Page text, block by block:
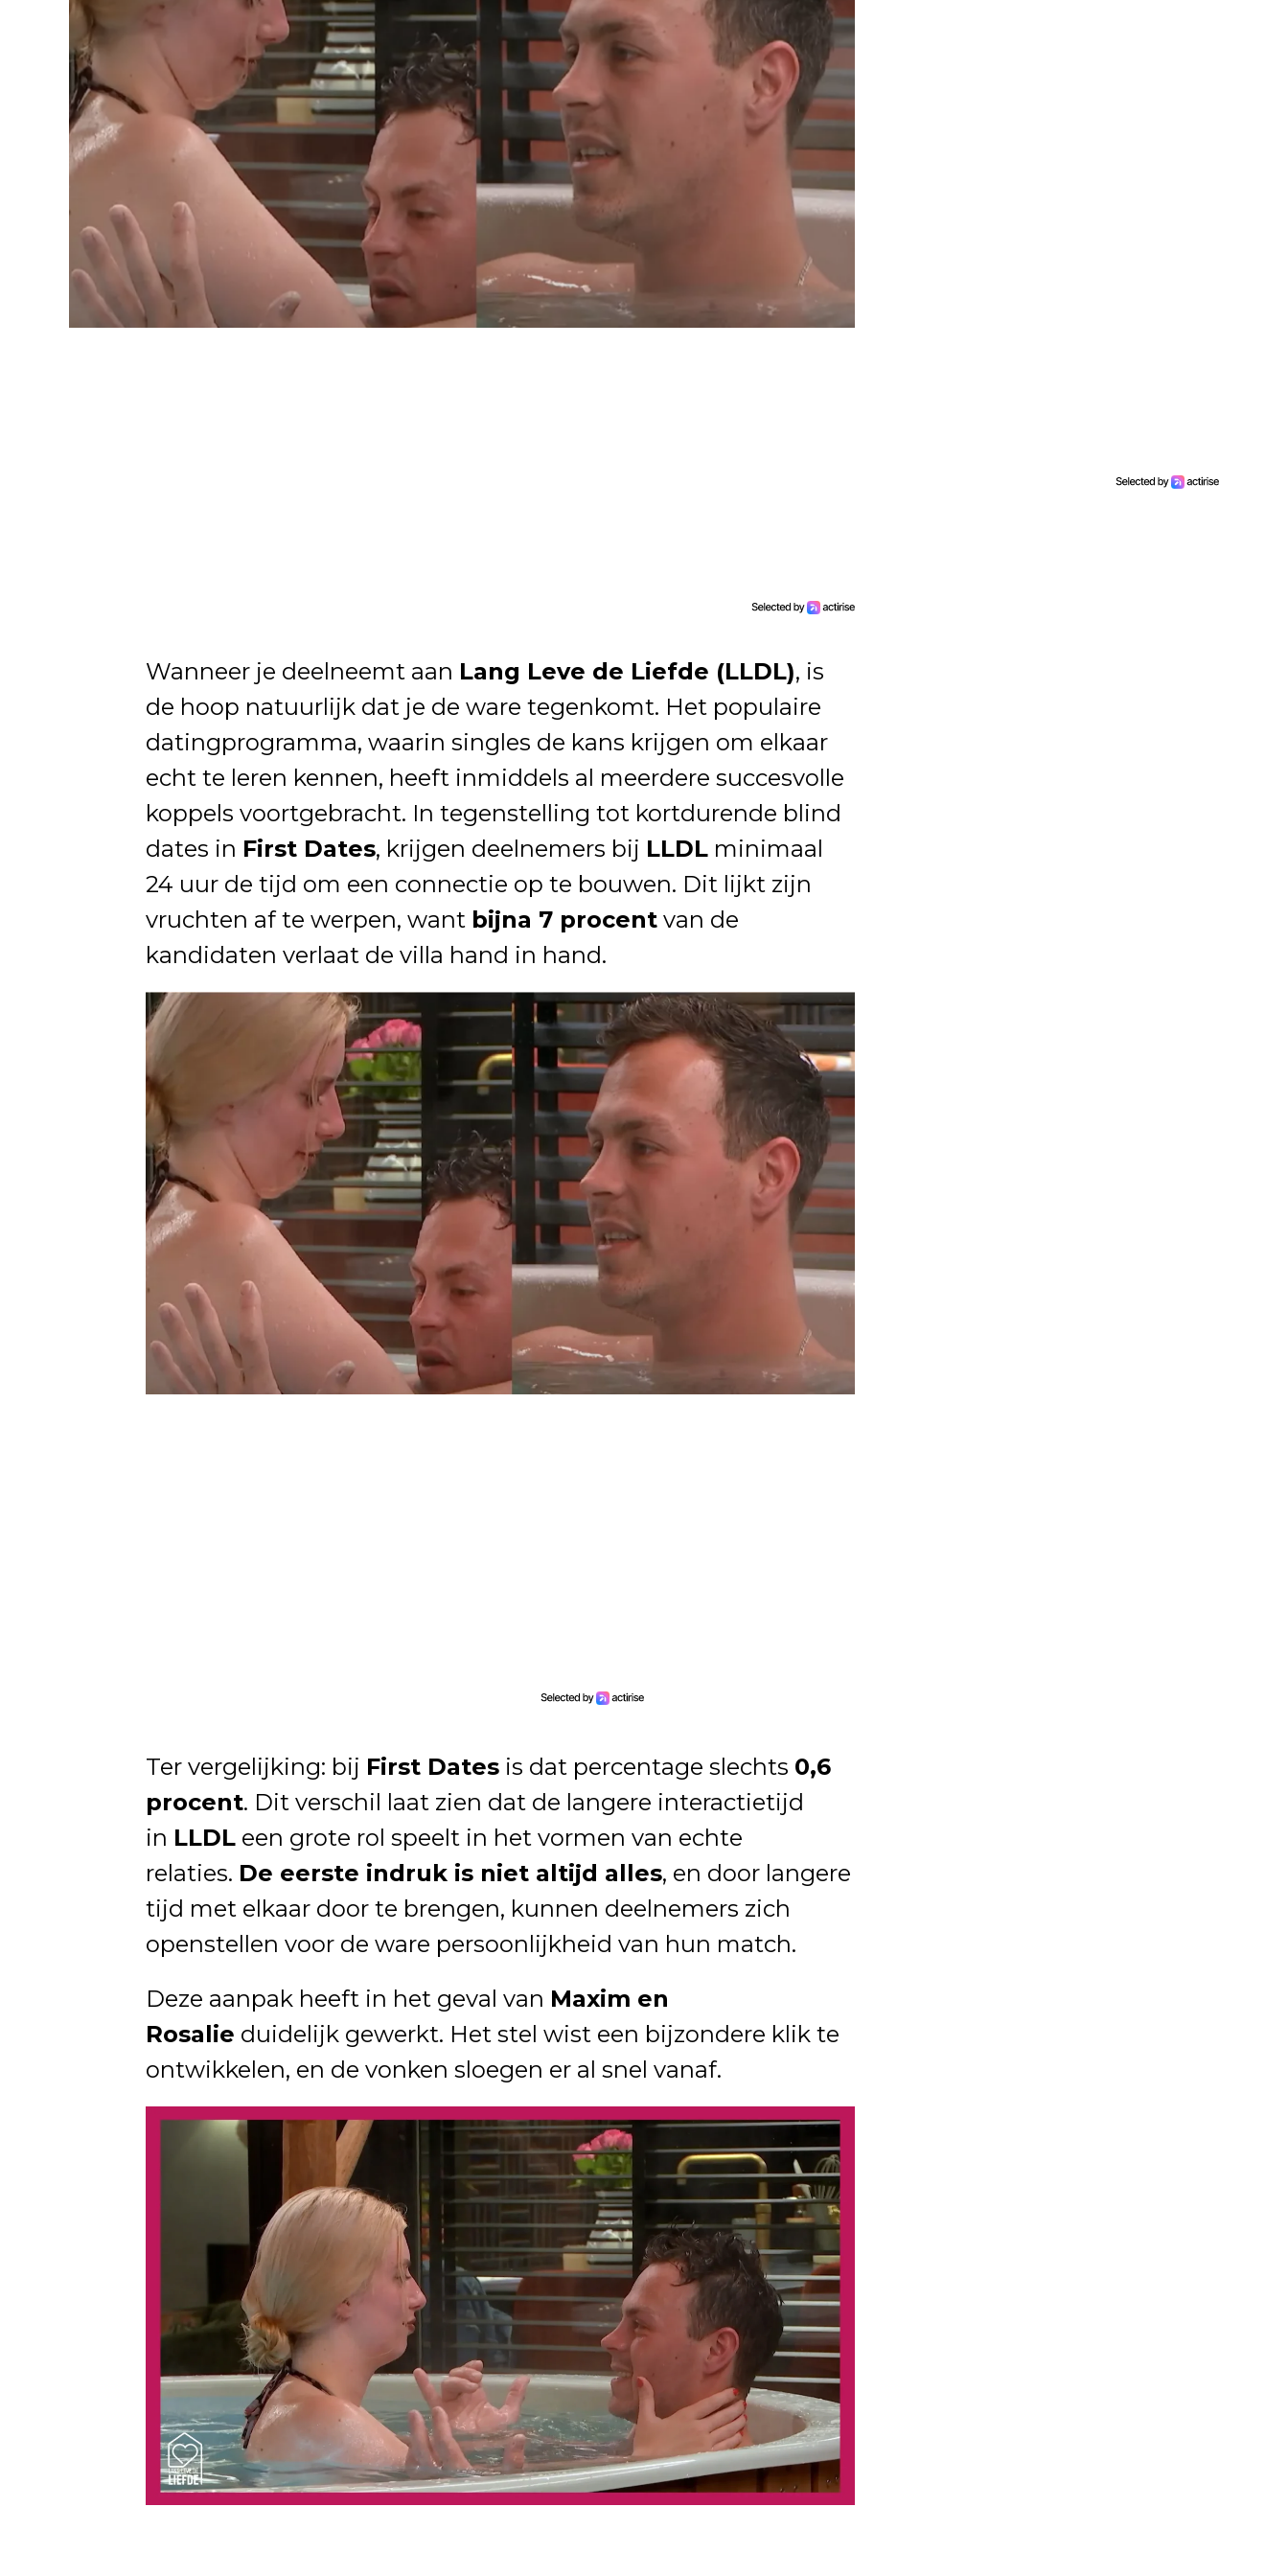
Wanneer je deelneemt aan Lang Leve de Liefde (LLDL), is
de hoop natuurlijk dat je de ware tegenkomt. Het populaire
datingprogramma, waarin singles de kans krijgen om elkaar
echt te leren kennen, heeft inmiddels al meerdere succesvolle
koppels voortgebracht. In tegenstelling tot kortdurende blind
dates in First Dates, krijgen deelnemers bij LLDL minimaal
24 uur de tijd om een connectie op te bouwen. Dit lijkt zijn
vruchten af te werpen, want bijna 7 procent van de
kandidaten verlaat de villa hand in hand.
Ter vergelijking: bij First Dates is dat percentage slechts 0,6
procent. Dit verschil laat zien dat de langere interactietijd
in LLDL een grote rol speelt in het vormen van echte
relaties. De eerste indruk is niet altijd alles, en door langere
tijd met elkaar door te brengen, kunnen deelnemers zich
openstellen voor de ware persoonlijkheid van hun match.
Deze aanpak heeft in het geval van Maxim en
Rosalie duidelijk gewerkt. Het stel wist een bijzondere klik te
ontwikkelen, en de vonken sloegen er al snel vanaf.